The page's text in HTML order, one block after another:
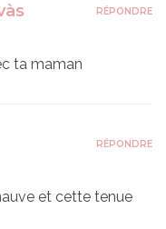
ta maman
RÉPONDRE
et cette tenue
RÉPONDRE